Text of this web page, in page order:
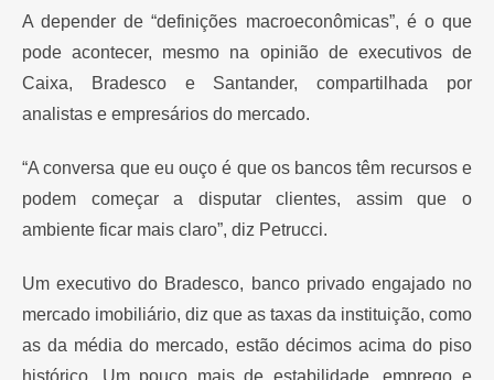
A depender de “definições macroeconômicas”, é o que
pode acontecer, mesmo na opinião de executivos de
Caixa, Bradesco e Santander, compartilhada por
analistas e empresários do mercado.
“A conversa que eu ouço é que os bancos têm recursos e
podem começar a disputar clientes, assim que o
ambiente ficar mais claro”, diz Petrucci.
Um executivo do Bradesco, banco privado engajado no
mercado imobiliário, diz que as taxas da instituição, como
as da média do mercado, estão décimos acima do piso
histórico. Um pouco mais de estabilidade, emprego e